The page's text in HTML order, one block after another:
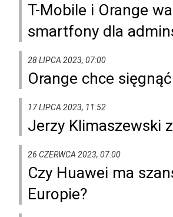
T-Mobile i Orange
smartfony dla
28 LIPCA 2023, 07:00
Orange chce
17 LIPCA 2023, 11:52
Jerzy Klimaszewski
26 CZERWCA 2023, 07:00
Czy Huawei ma
Europie?